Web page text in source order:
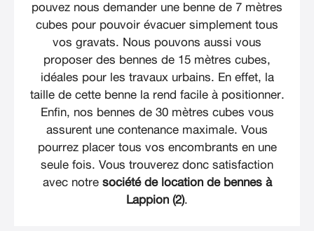
pouvez nous demander une benne de 7 mètres
cubes pour pouvoir évacuer simplement tous
vos gravats. Nous pouvons aussi vous
proposer des bennes de 15 mètres cubes,
idéales pour les travaux urbains. En effet, la
taille de cette benne la rend facile à positionner.
Enfin, nos bennes de 30 mètres cubes vous
assurent une contenance maximale. Vous
pourrez placer tous vos encombrants en une
seule fois. Vous trouverez donc satisfaction
avec notre société de location de bennes à
Lappion (2).